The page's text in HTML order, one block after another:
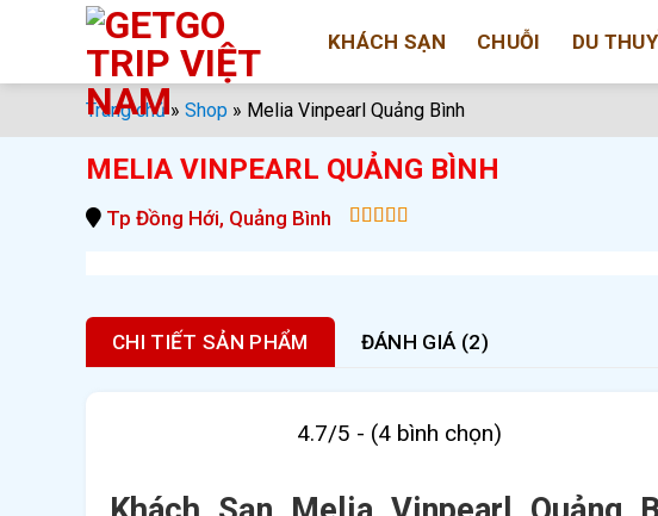
KHÁCH SẠN CHUỖI DU
Trang chủ» Shop » Melia Vinpearl Quảng Bình
MELIA VINPEARL QUẢNG BÌNH
Tp Đồng Hới, Quảng Bình
CHI TIẾT SẢN PHẨM ĐÁNH GIÁ (2)
4.7/5 - (4 bình chọn)